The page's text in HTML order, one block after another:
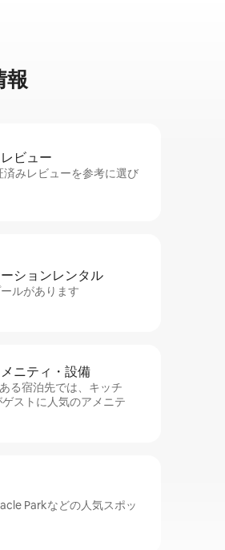
報
ビ⁠ュ⁠ー
みレビューを参考に選び
シ⁠ョ⁠ンレ⁠ン⁠タ⁠ル
ルがあります
ニ⁠テ⁠ィ・設⁠備
る宿泊先では、キッチ
ストに人気のアメニテ
Parkなどの人気スポッ